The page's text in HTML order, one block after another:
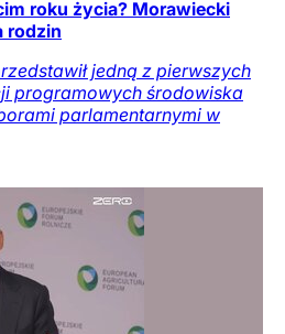
roku życia? Morawiecki
rodzin
jedną z pierwszych
programowych środowiska
parlamentarnymi w